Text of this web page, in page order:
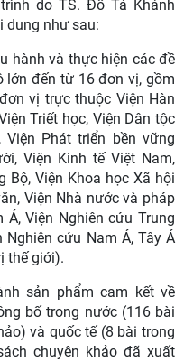
do TS. Đỗ Tá Khánh
dung như sau:
hành và thực hiện các đề
lớn đến từ 16 đơn vị, gồm
vị trực thuộc Viện Hàn
Triết học, Viện Dân tộc
Viện Phát triển bền vững
Viện Kinh tế Việt Nam,
Bộ, Viện Khoa học Xã hội
Viện Nhà nước và pháp
Á, Viện Nghiên cứu Trung
Nghiên cứu Nam Á, Tây Á
thế giới).
sản phẩm cam kết về
bố trong nước (116 bài
và quốc tế (8 bài trong
chuyên khảo đã xuất